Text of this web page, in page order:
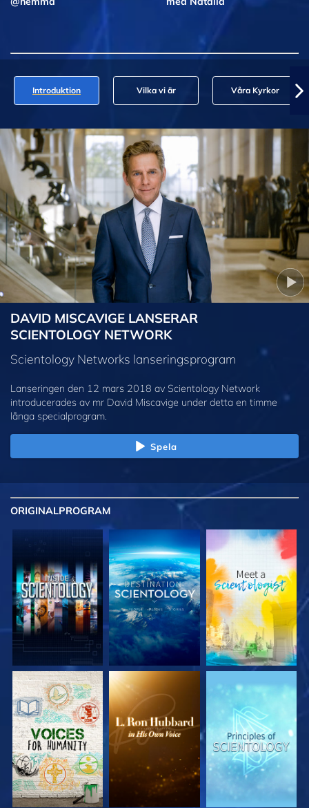
Introduktion Vilka vi är Våra Kyrkor
DAVID MISCAVIGE LANSERAR
SCIENTOLOGY NETWORK
Scientology Networks lanseringsprogram
Lanseringen den 12 mars 2018 av Scientology Network
introducerades av mr David Miscavige under detta en timme
långa specialprogram.
Spela
ORIGINALPROGRAM
UTFORSKA
SERIEN
UTFORSKA
SERIEN
UTFORSKA
SERIEN